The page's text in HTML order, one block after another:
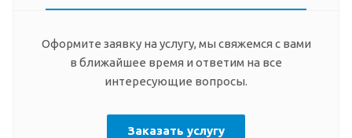
Оформите заявку на услугу, мы свяжемся с вами
в ближайшее время и ответим на все
интересующие вопросы.
Заказать услугу